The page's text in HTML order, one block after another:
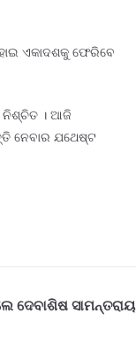
ଏକାଦଶକୁ ଫେରିବେ
ନିଶ୍ଚିତ । ଆଜି
ନେବାର ଯଥେଷ୍ଟ
ଦେବାଶିଷ ସାମନ୍ତରାୟ